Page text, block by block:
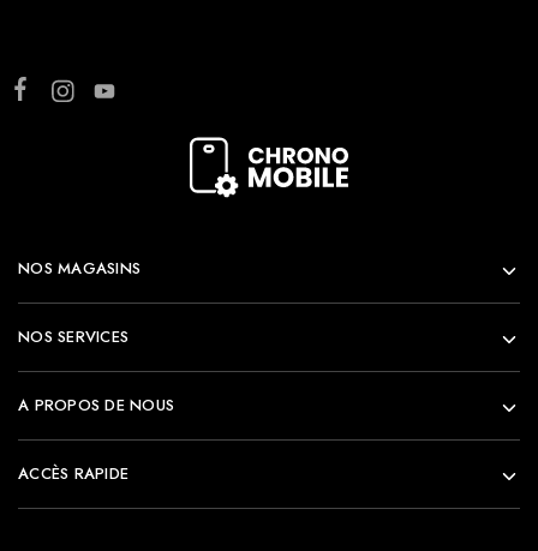
NOS MAGASINS
NOS SERVICES
A PROPOS DE NOUS
ACCÈS RAPIDE